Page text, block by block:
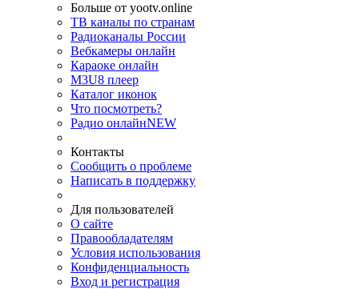
Больше от yootv.online
ТВ каналы по странам
Радиоканалы России
Вебкамеры онлайн
Караоке онлайн
M3U8 плеер
Каталог иконок
Что посмотреть?
Радио онлайнNEW
Контакты
Сообщить о проблеме
Написать в поддержку
Для пользователей
О сайте
Правообладателям
Условия использования
Конфиденциальность
Вход и регистрация